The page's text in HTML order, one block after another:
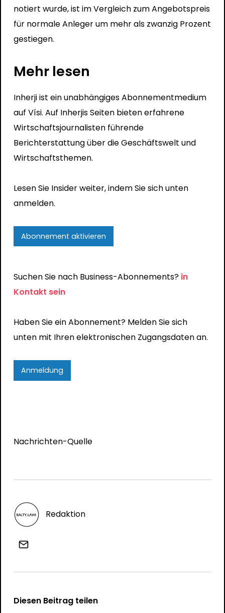
notiert wurde, ist im Vergleich zum Angebotspreis
für normale Anleger um mehr als zwanzig Prozent
gestiegen.
Mehr lesen
Inherji ist ein unabhängiges Abonnementmedium
auf Vísi. Auf Inherjis Seiten bieten erfahrene
Wirtschaftsjournalisten führende
Berichterstattung über die Geschäftswelt und
Wirtschaftsthemen.
Lesen Sie Insider weiter, indem Sie sich unten
anmelden.
Abonnement aktivieren
Suchen Sie nach Business-Abonnements? in
Kontakt sein
Haben Sie ein Abonnement? Melden Sie sich
unten mit Ihren elektronischen Zugangsdaten an.
Anmeldung
Nachrichten-Quelle
Redaktion
Diesen Beitrag teilen